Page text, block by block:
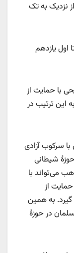
نزدیک به تک
آغاز شد و تا اول یازدهم
با حمایت از
این ترتیب در
سرکوب آزادی
شیطانی
می‌تواند با
از
به همین
در حوزۀ